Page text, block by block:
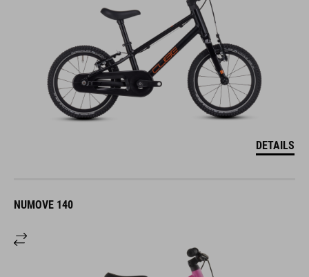
DETAILS
NUMOVE 140